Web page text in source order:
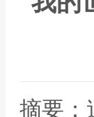
摘要：